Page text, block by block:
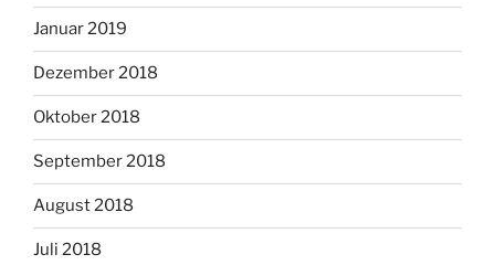
Januar 2019
Dezember 2018
Oktober 2018
September 2018
August 2018
Juli 2018